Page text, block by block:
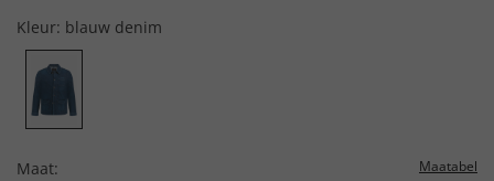
Kleur: blauw denim
Maat: Maatabel